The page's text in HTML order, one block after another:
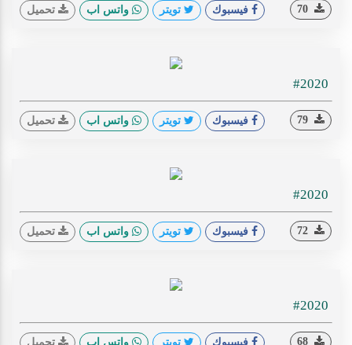
فيسبوك تويتر واتس اب تحميل
#2020
فيسبوك تويتر واتس اب تحميل
#2020
فيسبوك تويتر واتس اب تحميل
#2020
فيسبوك تويتر واتس اب تحميل